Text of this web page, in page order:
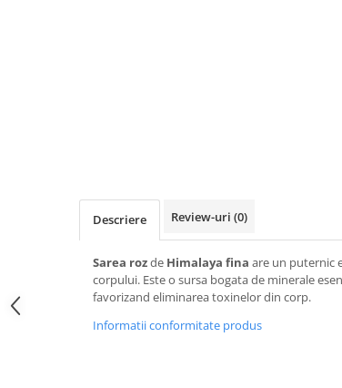
TOATE PRODUSELE
Descriere Review-uri (0)
Sarea rozde Himalaya fina are un puternic
corpului. Este o sursa bogata de minerale
favorizand eliminarea toxinelor din corp.
Informatii conformitate produs